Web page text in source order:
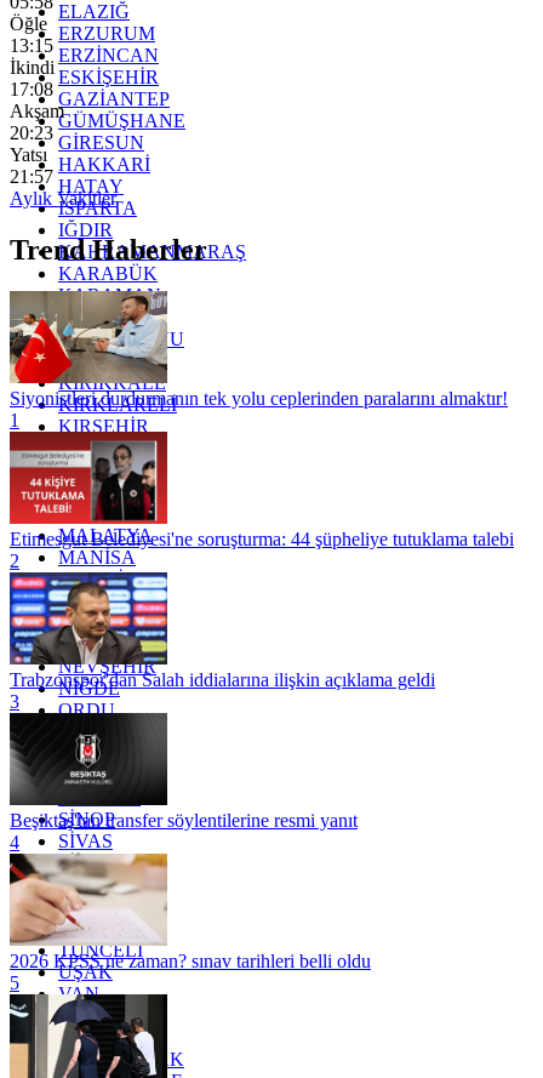
ELAZIĞ
ERZURUM
ERZİNCAN
ESKİŞEHİR
GAZİANTEP
GÜMÜŞHANE
GİRESUN
HAKKARİ
HATAY
ISPARTA
IĞDIR
KAHRAMANMARAŞ
KARABÜK
KARAMAN
KARS
KASTAMONU
KAYSERİ
KIRIKKALE
KIRKLARELİ
KIRŞEHİR
KOCAELİ
KONYA
KÜTAHYA
KİLİS
MALATYA
MANİSA
MARDİN
MERSİN
MUĞLA
MUŞ
NEVŞEHİR
NİĞDE
ORDU
OSMANİYE
RİZE
SAKARYA
SİNOP
SİVAS
SİİRT
TEKİRDAĞ
TOKAT
TRABZON
TUNCELİ
UŞAK
VAN
YALOVA
YOZGAT
ZONGULDAK
Öğle
13:15
İkindi
17:08
Akşam
20:23
Yatsı
21:57
Aylık Vakitler
Trend Haberler
Siyonistleri durdurmanın tek yolu ceplerinden paralarını almaktır!
1
Etimesgut Belediyesi'ne soruşturma: 44 şüpheliye tutuklama talebi
2
Trabzonspor'dan Salah iddialarına ilişkin açıklama geldi
3
Beşiktaş'tan transfer söylentilerine resmi yanıt
4
2026 KPSS ne zaman? sınav tarihleri belli oldu
5